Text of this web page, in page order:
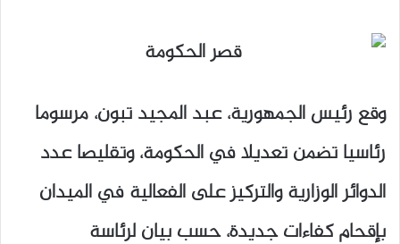
وقع رئيس الجمهورية، عبد المجيد تبون، مرسوما
رئاسيا تضمن تعديلا في الحكومة، وتقليصا عدد
الدوائر الوزارية والتركيز على الفعالية في الميدان
بإقحام كفاءات جديدة، حسب بيان لرئاسة